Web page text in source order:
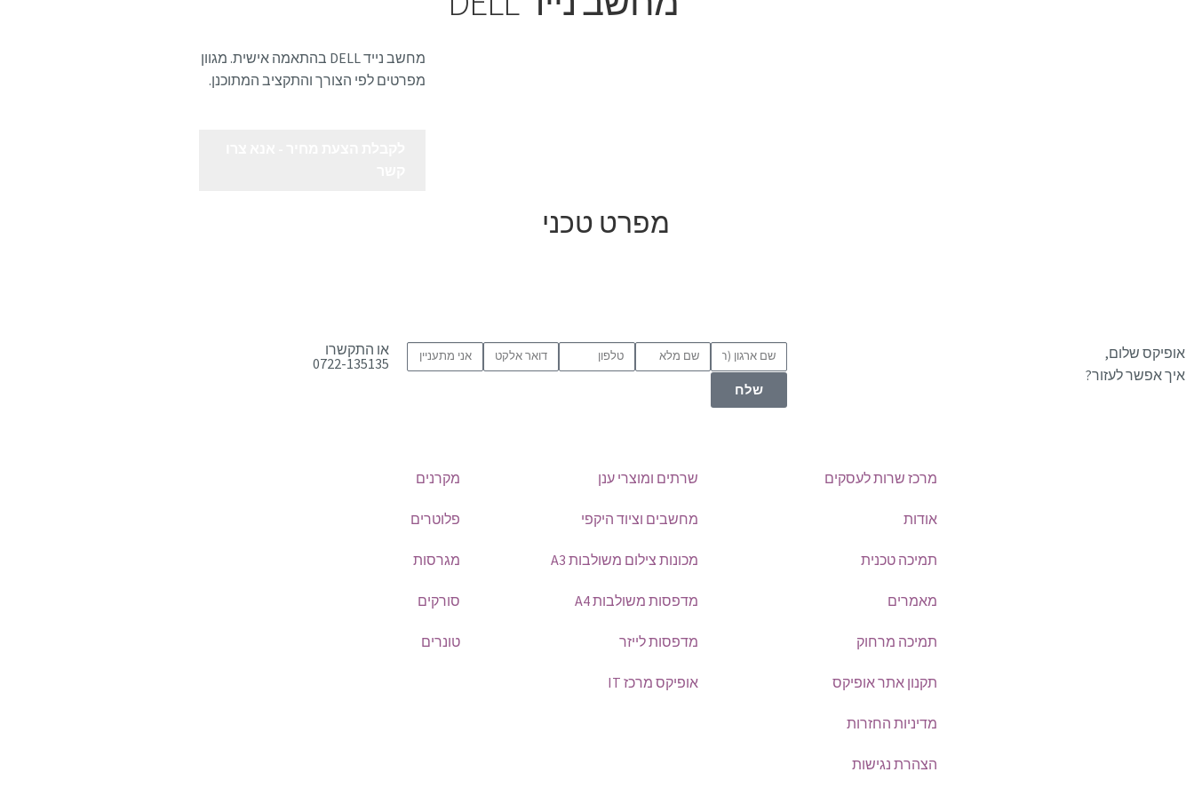
מחשב נייד DELL בהתאמה אישית. מגוון
מפרטים לפי הצורך והתקציב המתוכנן.
מפרט טכני
אופיקס שלום,
איך אפשר לעזור?
שלח
או התקשרו
0722-135135
מרכז שרות לעסקים
אודות
תמיכה טכנית
מאמרים
תמיכה מרחוק
תקנון אתר אופיקס
מדיניות החזרות
הצהרת נגישות
שרתים ומוצרי ענן
מחשבים וציוד היקפי
מכונות צילום משולבות A3
מדפסות משולבות A4
מדפסות לייזר
אופיקס מרכז IT
מקרנים
פלוטרים
מגרסות
סורקים
טונרים